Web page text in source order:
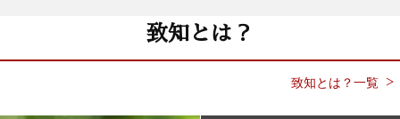
致知とは？
致知とは？一覧